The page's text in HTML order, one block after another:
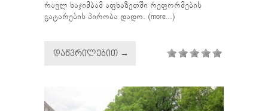
რაულ ხაჯიმბამ აფხაზეთში რეფორმების
გატარების პირობა დადო. (more…)
ᲓᲐᲬᲕᲠᲘᲚᲔᲑᲘᲗ →